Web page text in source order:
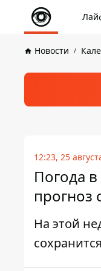
Новости
12:23, 25
Погода
прогноз
На этой